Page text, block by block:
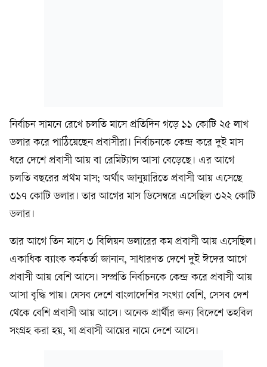
নির্বাচন সামনে রেখে চলতি মাসে প্রতিদিন গড়ে ১১ কোটি ২৫ লাখ
ডলার করে পাঠিয়েছেন প্রবাসীরা। নির্বাচনকে কেন্দ্র করে দুই মাস
ধরে দেশে প্রবাসী আয় বা রেমিট্যান্স আসা বেড়েছে। এর আগে
চলতি বছরের প্রথম মাস; অর্থাৎ জানুয়ারিতে প্রবাসী আয় এসেছে
৩১৭ কোটি ডলার। তার আগের মাস ডিসেম্বরে এসেছিল ৩২২ কোটি
ডলার।
তার আগে তিন মাসে ৩ বিলিয়ন ডলারের কম প্রবাসী আয় এসেছিল।
একাধিক ব্যাংক কর্মকর্তা জানান, সাধারণত দেশে দুই ঈদের আগে
প্রবাসী আয় বেশি আসে। সম্প্রতি নির্বাচনকে কেন্দ্র করে প্রবাসী আয়
আসা বৃদ্ধি পায়। যেসব দেশে বাংলাদেশির সংখ্যা বেশি, সেসব দেশ
থেকে বেশি প্রবাসী আয় আসে। অনেক প্রার্থীর জন্য বিদেশে তহবিল
সংগ্রহ করা হয়, যা প্রবাসী আয়ের নামে দেশে আসে।